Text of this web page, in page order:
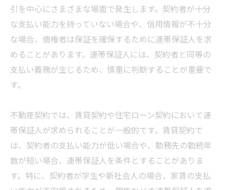
引を中心にさまざまな場面で発生します。契約者が十分
な支払い能力を持っていない場合や、信用情報が不十分
な場合、債権者は保証を確保するために連帯保証人を求
めることがあります。連帯保証人には、契約者と同等の
支払い義務が生じるため、慎重に判断することが重要で
す。
不動産契約では、賃貸契約や住宅ローン契約において連
帯保証人が求められることが一般的です。賃貸契約で
は、契約者の支払い能力が低い場合や、勤務先の勤続年
数が短い場合、連帯保証人を条件とすることがありま
す。特に、契約者が学生や新社会人の場合、家賃の支払